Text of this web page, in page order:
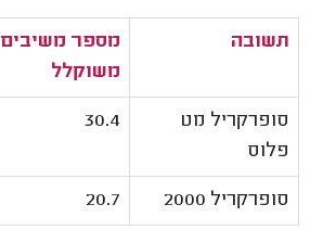
תשובה
מספר משיבים
משוקלל
סופרקריל מט
פלוס
30.4
סופרקריל 2000 20.7